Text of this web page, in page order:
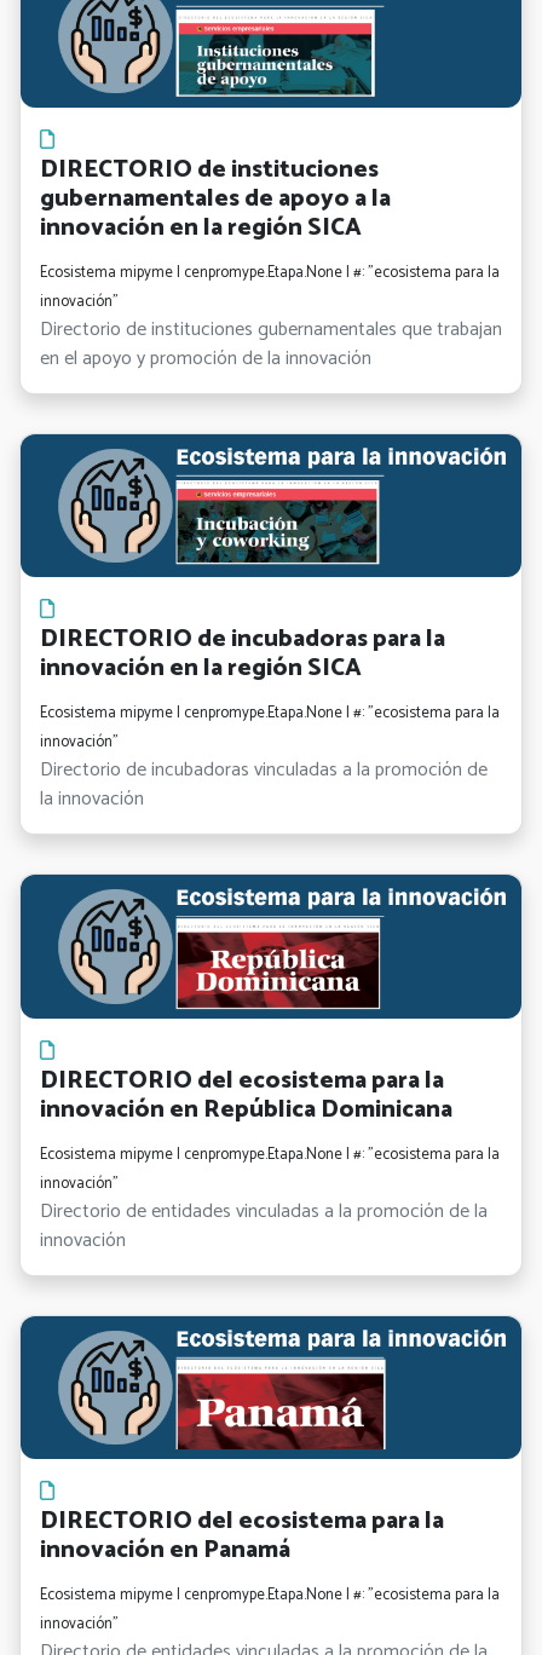
DIRECTORIO de instituciones
gubernamentales de apoyo a la
innovación en la región SICA
Ecosistema mipyme | cenpromype.Etapa.None | #: "ecosistema para la
innovación"
Directorio de instituciones gubernamentales que trabajan
en el apoyo y promoción de la innovación
DIRECTORIO de incubadoras para la
innovación en la región SICA
Ecosistema mipyme | cenpromype.Etapa.None | #: "ecosistema para la
innovación"
Directorio de incubadoras vinculadas a la promoción de
la innovación
DIRECTORIO del ecosistema para la
innovación en República Dominicana
Ecosistema mipyme | cenpromype.Etapa.None | #: "ecosistema para la
innovación"
Directorio de entidades vinculadas a la promoción de la
innovación
DIRECTORIO del ecosistema para la
innovación en Panamá
Ecosistema mipyme | cenpromype.Etapa.None | #: "ecosistema para la
innovación"